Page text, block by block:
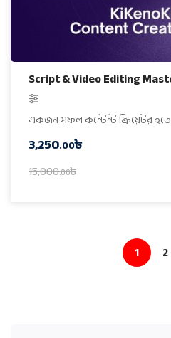
Script & Video Editing
একজন সফল কন্টেন্ট ক্রিয়েটর
3,250.00৳
15,000.00৳
1 2